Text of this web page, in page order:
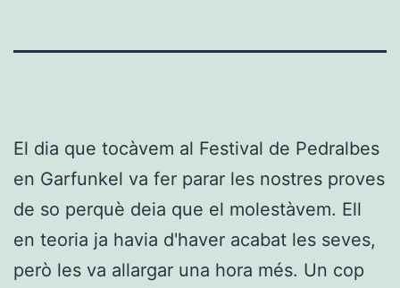
El dia que tocàvem al Festival de Pedralbes
en Garfunkel va fer parar les nostres proves
de so perquè deia que el molestàvem. Ell
en teoria ja havia d'haver acabat les seves,
però les va allargar una hora més. Un cop